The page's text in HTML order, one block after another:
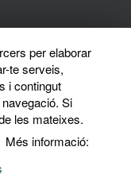
reservats
per elaborar
te serveis,
i contingut
Si
les mateixes.
Més informació: